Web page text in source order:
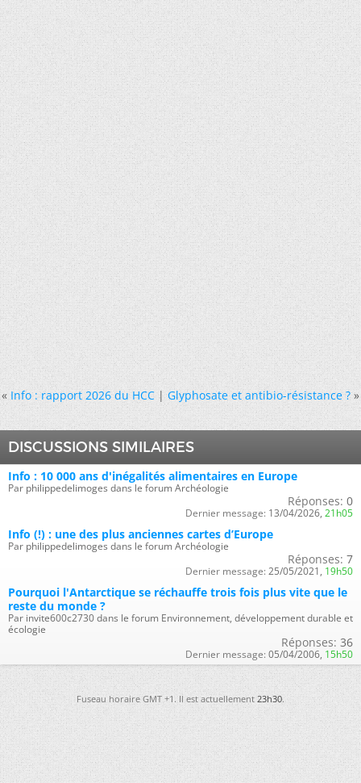
« Info : rapport 2026 du HCC|Glyphosate et antibio-résistance ? »
DISCUSSIONS SIMILAIRES
Info : 10 000 ans d'inégalités alimentaires en Europe
Par philippedelimoges dans le forum Archéologie
Réponses: 0
Dernier message: 13/04/2026, 21h05
Info (!) : une des plus anciennes cartes d’Europe
Par philippedelimoges dans le forum Archéologie
Réponses: 7
Dernier message: 25/05/2021, 19h50
Pourquoi l'Antarctique se réchauffe trois fois plus vite que le
reste du monde ?
Par invite600c2730 dans le forum Environnement, développement durable et
écologie
Réponses: 36
Dernier message: 05/04/2006, 15h50
Fuseau horaire GMT +1. Il est actuellement 23h30.